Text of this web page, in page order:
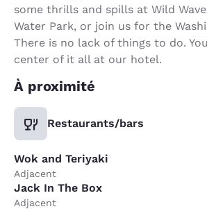
some thrills and spills at Wild
Water Park, or join us for the
There is no lack of things to do.
center of it all at our hotel.
À proximité
Restaurants/bars
Wok and Teriyaki
Adjacent
Jack In The Box
Adjacent